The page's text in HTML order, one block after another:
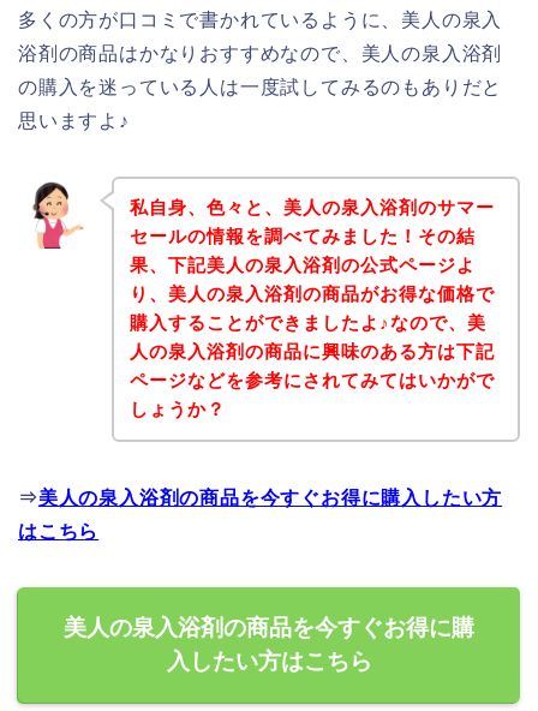
多くの方が口コミで書かれているように、美人の泉入
浴剤の商品はかなりおすすめなので、美人の泉入浴剤
の購入を迷っている人は一度試してみるのもありだと
思いますよ♪
私自身、色々と、美人の泉入浴剤のサマー
セールの情報を調べてみました！その結
果、下記美人の泉入浴剤の公式ページよ
り、美人の泉入浴剤の商品がお得な価格で
購入することができましたよ♪なので、美
人の泉入浴剤の商品に興味のある方は下記
ページなどを参考にされてみてはいかがで
しょうか？
⇒美人の泉入浴剤の商品を今すぐお得に購入したい方
はこちら
美人の泉入浴剤の商品を今すぐお得に購
入したい方はこちら